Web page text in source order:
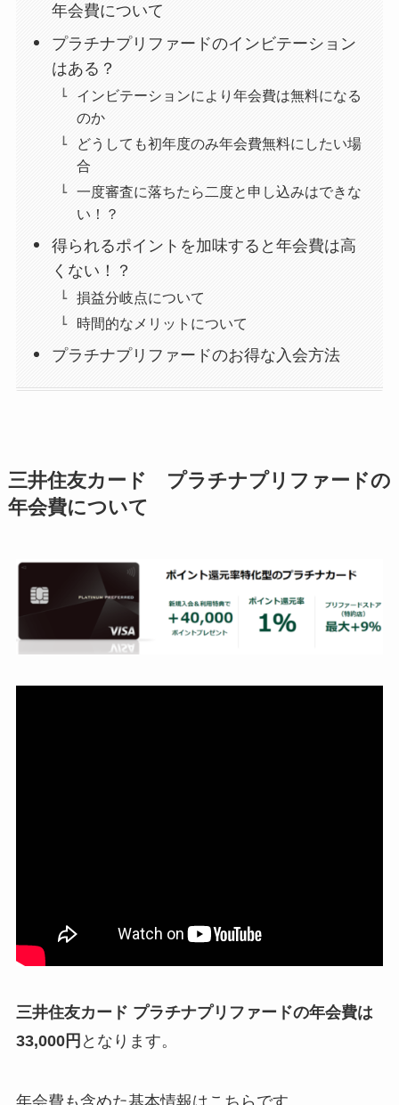
年会費について
プラチナプリファードのインビテーション
はある？
インビテーションにより年会費は無料になる
のか
どうしても初年度のみ年会費無料にしたい場
合
一度審査に落ちたら二度と申し込みはできな
い！？
得られるポイントを加味すると年会費は高
くない！？
損益分岐点について
時間的なメリットについて
プラチナプリファードのお得な入会方法
三井住友カード プラチナプリファードの
年会費について
三井住友カード プラチナプリファードの年会費は
33,000円 となります。
年会費も含めた基本情報はこちらです。